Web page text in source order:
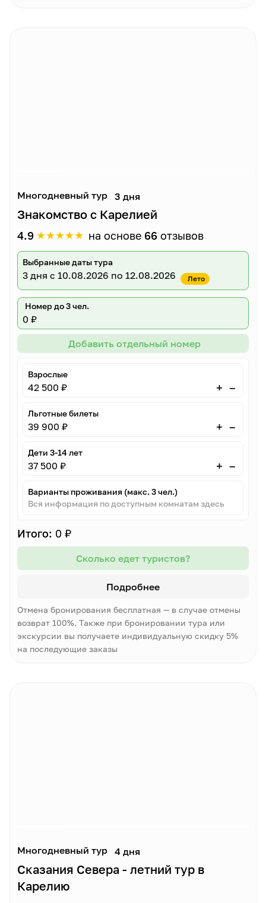
Многодневный тур 3 дня
Знакомство с Карелией
4.9 ★★★★★ на основе 66 отзывов
Выбранные даты тура
3 дня с 10.08.2026 по 12.08.2026 Лето
Номер до 3 чел.
0 ₽
Добавить отдельный номер
Взрослые
42 500 ₽ + –
Льготные билеты
39 900 ₽ + –
Дети 3-14 лет
37 500 ₽ + –
Варианты проживания (макс. 3 чел.)
Вся информация по доступным комнатам здесь
Итого: 0 ₽
Сколько едет туристов?
Подробнее
Отмена бронирования бесплатная — в случае отмены
возврат 100%. Также при бронировании тура или
экскурсии вы получаете индивидуальную скидку 5%
на последующие заказы
Многодневный тур 4 дня
Сказания Севера - летний тур в
Карелию